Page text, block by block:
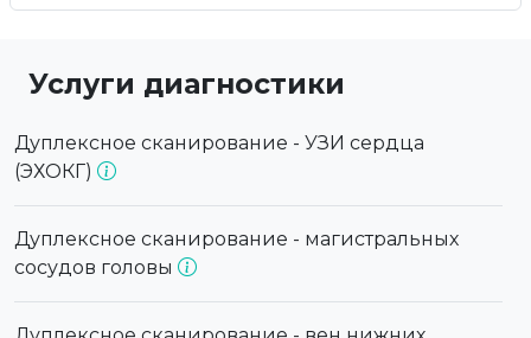
Услуги диагностики
Дуплексное сканирование - УЗИ сердца
(ЭХОКГ)
Дуплексное сканирование - магистральных
сосудов головы